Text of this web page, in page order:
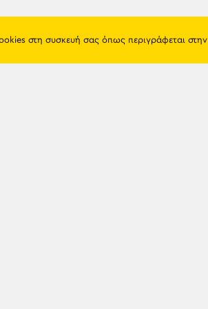
στη συσκευή σας όπως περιγράφεται στην